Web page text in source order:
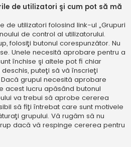
de utilizatori şi cum pot să mă
de utilizatori folosind link-ul „Grupuri
de control al utilizatorului.
folosiţi butonul corespunzător. Nu
Unele necesită aprobare pentru a
închise şi altele pot fi chiar
puteţi să vă înscrieţi
grupul necesită aprobare
acest lucru apăsând butonul
va trebui să aprobe cererea
să fiţi întrebat care sunt motivele
grupului. Vă rugăm să nu
dacă vă respinge cererea pentru